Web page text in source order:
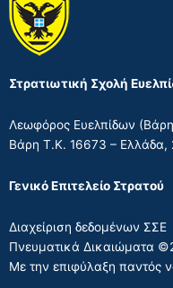
Στρατιωτική Σχολή
Λεωφόρος Ευελπίδων
Βάρη Τ.Κ. 16673 – Ελλάδα,
Γενικό Επιτελείο Στρατού
Διαχείριση δεδομένων ΣΣΕ
Πνευματικά Δικαιώματα
Με την επιφύλαξη παντός